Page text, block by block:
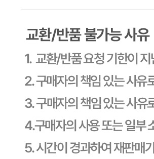
타) 씨제이프레시웨이
연락처
사업자
603-81-11270
신고번호
상품 고시 정보
식품의 유형